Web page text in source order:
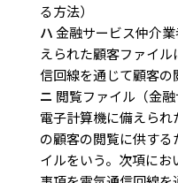
る方法）
ハ金融サービス仲介
えられた顧客ファイ
信回線を通じて顧客
ニ 閲覧ファイル（金
電子計算機に備えら
の顧客の閲覧に供す
イルをいう。次項に